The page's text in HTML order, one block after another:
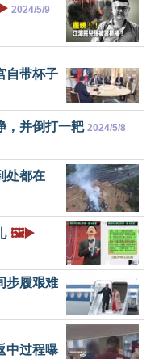
▶️ 2024/5/9
自带杯子
，并倒打一耙 2024/5/8
处都在
🖼️▶️
步履艰难
中过程曝